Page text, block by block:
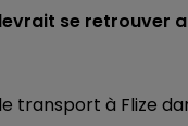
se retrouver
transport à Flize